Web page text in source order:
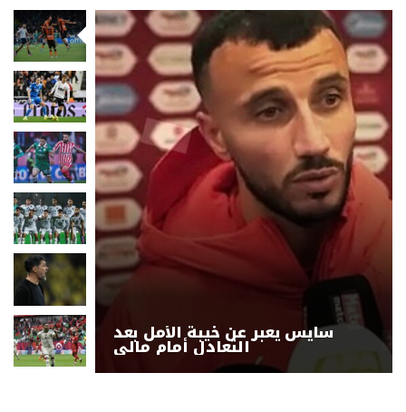
سايس يعبر عن خيبة الأمل بعد
التعادل أمام مالي